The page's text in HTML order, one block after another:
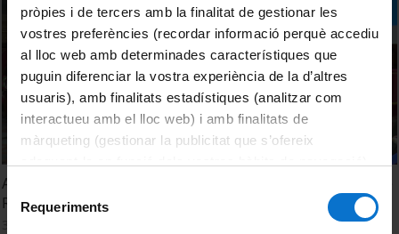
pròpies i de tercers amb la finalitat de gestionar les
vostres preferències (recordar informació perquè accediu
al lloc web amb determinades característiques que
puguin diferenciar la vostra experiència de la d’altres
usuaris), amb finalitats estadístiques (analitzar com
interactueu amb el lloc web) i amb finalitats de
màrqueting (gestionar la publicitat que s’ofereix
consultar laPolítica de galetes del lloc web de la
Selecció
Requeriments
Acte de lliurament dels Premis UB-Santander a Treballs de
Recerca de Batxillerat. Edició 2023